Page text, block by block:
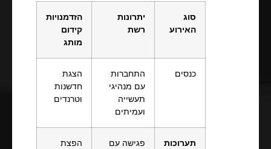
סוג
האירוע
יתרונות
רשת
הזדמנויות
קידום
מותג
כנסים
התחברות
עם מנהיגי
תעשייה
ועמיתים
הצגת
חדשנות
וטרנדים
תערוכות
פגישה עם
הפצת